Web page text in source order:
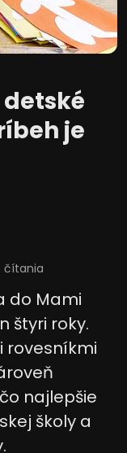
je
čítania
do Mami
štyri roky.
rovesníkmi
najlepšie
školy a